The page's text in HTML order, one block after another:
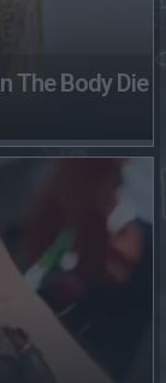
The Body Die